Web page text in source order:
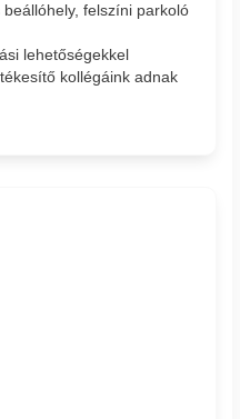
felszíni parkoló
lehetőségekkel
kollégáink adnak